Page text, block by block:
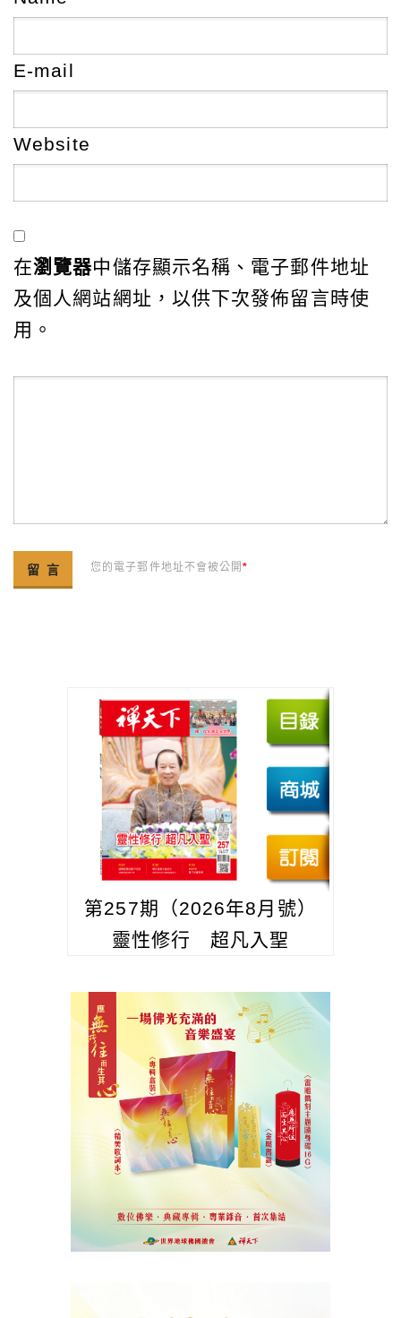
E-mail
Website
在瀏覽器中儲存顯示名稱、電子郵件地址
及個人網站網址，以供下次發佈留言時使
用。
您的電子郵件地址不會被公開*
第257期（2026年8月號）
靈性修行 超凡入聖